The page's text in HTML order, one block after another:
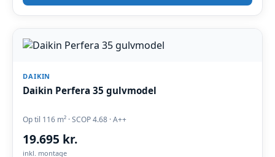
DAIKIN
Daikin Perfera 35 gulvmodel
Op til 116 m² · SCOP 4.68 · A++
19.695 kr.
inkl. montage